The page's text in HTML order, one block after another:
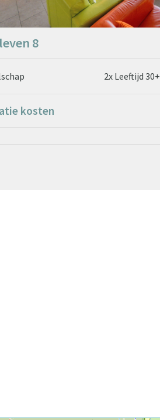
8
2x Leeftijd 30+
kosten